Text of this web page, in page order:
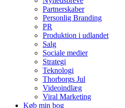
Partnerskaber
Personlig Branding
PR
Produktion i udlandet
Salg
Sociale medier
Strategi
Teknologi
Thorborgs Jul
Videoindlæg
Viral Marketing
Køb min bog